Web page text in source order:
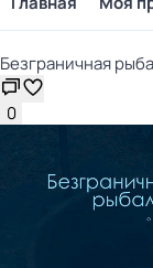
Безгрaничнaя
0